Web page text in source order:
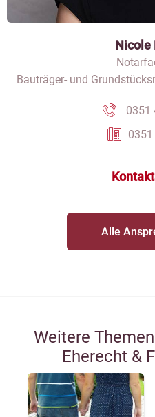
Nicole
Bauträger- und
0351
Alle
Weitere
Eherecht &